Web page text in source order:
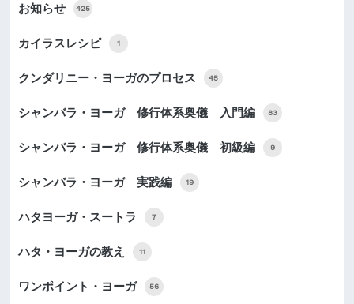
お知らせ 425
カイラスレシピ 1
クンダリニー・ヨーガのプロセス 45
シャンバラ・ヨーガ 修行体系奥儀 入門編 83
シャンバラ・ヨーガ 修行体系奥儀 初級編 9
シャンバラ・ヨーガ 実践編 19
ハタヨーガ・スートラ 7
ハタ・ヨーガの教え 11
ワンポイント・ヨーガ 56